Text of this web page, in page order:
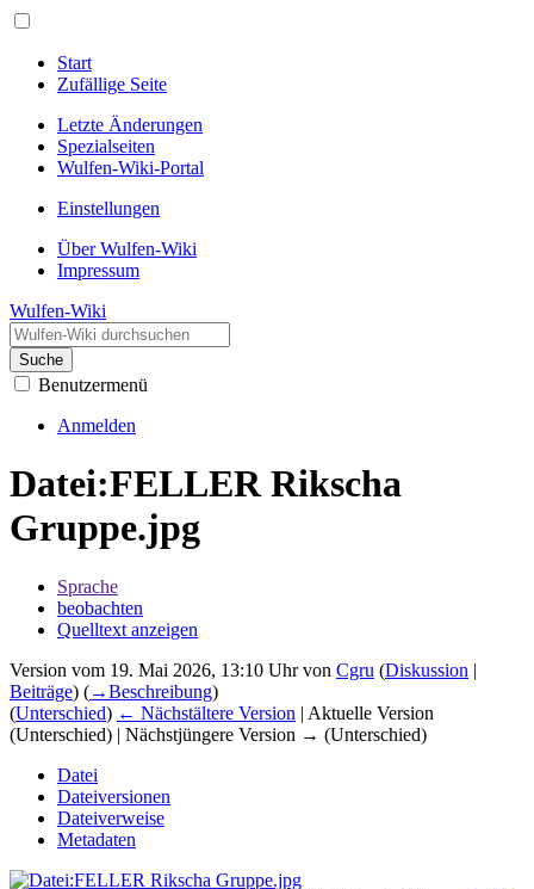
Start
Zufällige Seite
Letzte Änderungen
Spezialseiten
Wulfen-Wiki-Portal
Einstellungen
Über Wulfen-Wiki
Impressum
Wulfen-Wiki
Suche
Benutzermenü
Anmelden
Datei:FELLER Rikscha
Gruppe.jpg
Sprache
beobachten
Quelltext anzeigen
Version vom 19. Mai 2026, 13:10 Uhr von Cgru (Diskussion |
Beiträge) (→‎Beschreibung)
(Unterschied) ← Nächstältere Version | Aktuelle Version
(Unterschied) | Nächstjüngere Version → (Unterschied)
Datei
Dateiversionen
Dateiverweise
Metadaten